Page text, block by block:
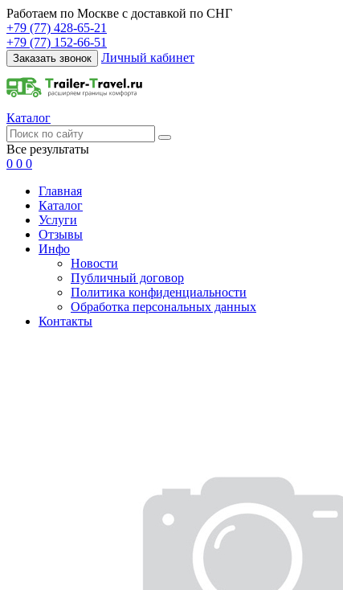
Работаем по Москве с доставкой по СНГ
+79 (77) 428-65-21
+79 (77) 152-66-51
Заказать звонок Личный кабинет
Каталог
Все результаты
0 0 0
Главная
Каталог
Услуги
Отзывы
Инфо
Новости
Публичный договор
Политика конфиденциальности
Обработка персональных данных
Контакты